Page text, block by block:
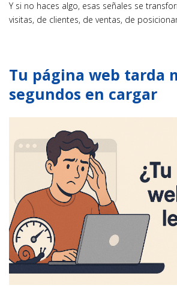
Y si no haces algo, esas señales se
visitas, de clientes, de ventas, de
Tu página web tarda
segundos en cargar